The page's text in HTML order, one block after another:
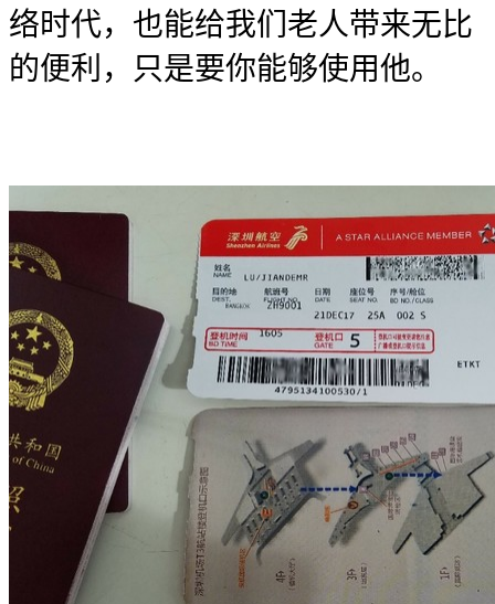
络时代，也能给我们老人带来无比
的便利，只是要你能够使用他。